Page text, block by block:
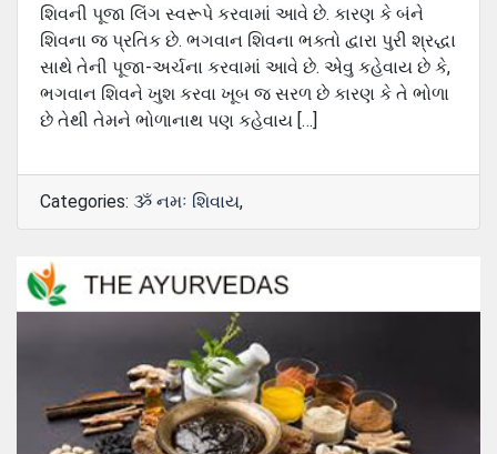
શિવની પૂજા લિંગ સ્વરૂપે કરવામાં આવે છે. કારણ કે બંને
શિવના જ પ્રતિક છે. ભગવાન શિવના ભક્તો દ્વારા પુરી શ્રદ્ધા
સાથે તેની પૂજા-અર્ચના કરવામાં આવે છે. એવુ કહેવાય છે કે,
ભગવાન શિવને ખુશ કરવા ખૂબ જ સરળ છે કારણ કે તે ભોળા
છે તેથી તેમને ભોળાનાથ પણ કહેવાય […]
Categories: ૐ નમઃ શિવાય,